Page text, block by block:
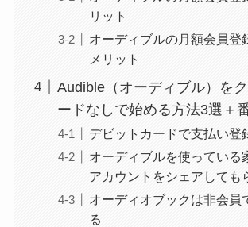
リット
オーディブルの月額会員登
メリット
Audible（オーディブル）を
ードなしで始める方法3選＋
デビットカードで支払い登
オーディブルを使っている
アカウントをシェアしても
オーディオブックは非会員
る